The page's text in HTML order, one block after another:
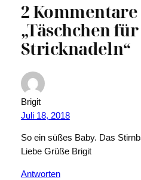
2 Kommentare
„Täschchen für
Stricknadeln“
Brigit
Juli 18, 2018
So ein süßes Baby. Das
Liebe Grüße Brigit
Antworten